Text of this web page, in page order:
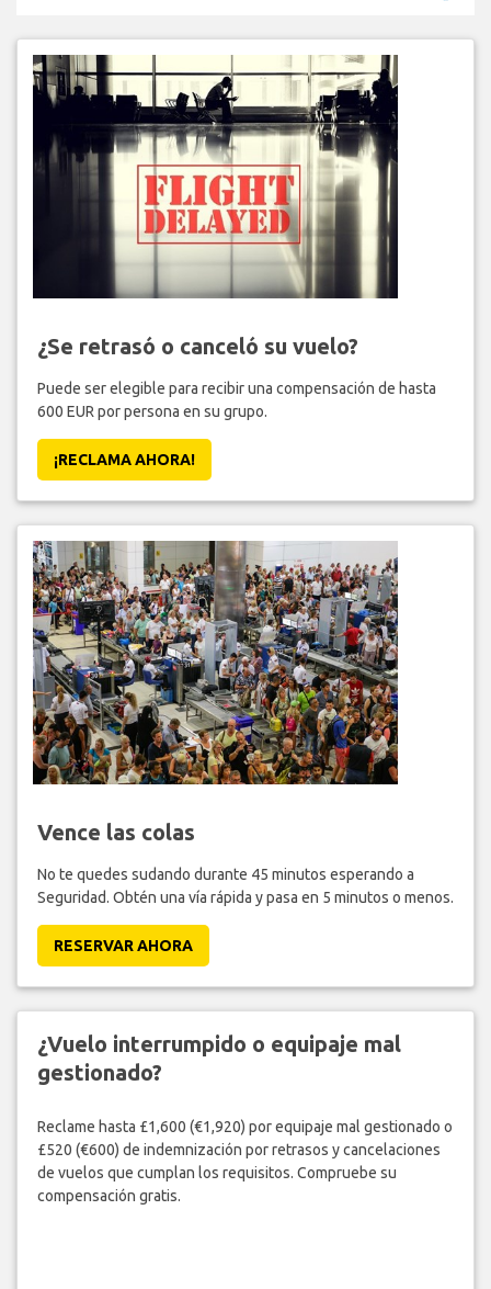
¿Se retrasó o canceló su vuelo?
Puede ser elegible para recibir una compensación de hasta
600 EUR por persona en su grupo.
¡RECLAMA AHORA!
Vence las colas
No te quedes sudando durante 45 minutos esperando a
Seguridad. Obtén una vía rápida y pasa en 5 minutos o menos.
RESERVAR AHORA
¿Vuelo interrumpido o equipaje mal
gestionado?
Reclame hasta £1,600 (€1,920) por equipaje mal gestionado o
£520 (€600) de indemnización por retrasos y cancelaciones
de vuelos que cumplan los requisitos. Compruebe su
compensación gratis.